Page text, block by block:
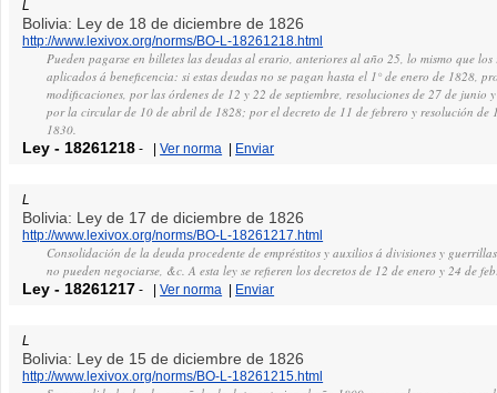
L
Bolivia: Ley de 18 de diciembre de 1826
http://www.lexivox.org/norms/BO-L-18261218.html
Pueden pagarse en billetes las deudas al erario, anteriores al año 25, lo mismo que
aplicados á beneficencia: si estas deudas no se pagan hasta el 1° de enero de 1828,
modificaciones, por las órdenes de 12 y 22 de septiembre, resoluciones de 27 de
por la circular de 10 de abril de 1828; por el decreto de 11 de febrero y resolución
1830.
Ley - 18261218 - |Ver norma | Enviar
L
Bolivia: Ley de 17 de diciembre de 1826
http://www.lexivox.org/norms/BO-L-18261217.html
Consolidación de la deuda procedente de empréstitos y auxilios á divisiones y
no pueden negociarse, &c. A esta ley se refieren los decretos de 12 de enero y 24 de
Ley - 18261217 - |Ver norma | Enviar
L
Bolivia: Ley de 15 de diciembre de 1826
http://www.lexivox.org/norms/BO-L-18261215.html